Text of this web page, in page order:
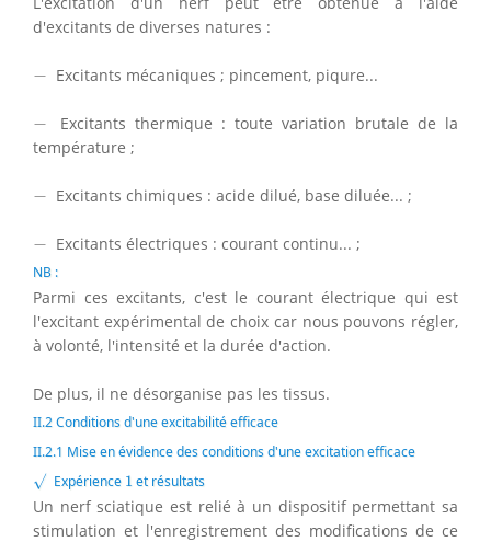
d'excitants de diverses natures :
− Excitants mécaniques ; pincement, piqure...
−
Excitants thermique : toute variation brutale de la
température ;
− Excitants chimiques : acide dilué, base diluée... ;
− Excitants électriques : courant continu... ;
NB :
Parmi ces excitants, c'est le courant électrique qui est
l'excitant expérimental de choix car nous pouvons régler,
à volonté, l'intensité et la durée d'action.
De plus, il ne désorganise pas les tissus.
II.2 Conditions d'une excitabilité efficace
II.2.1 Mise en évidence des conditions d'une excitation efficace
√ Expérience 1
1 et résultats
Un nerf sciatique est relié à un dispositif permettant sa
stimulation et l'enregistrement des modifications de ce